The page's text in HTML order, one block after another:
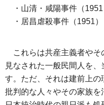
・山清・咸陽事件（1951
・居昌虐殺事件（1951）
これらは共産主義者や
見なされた一般民間人を
す。ただ、それは建前上
批判的な人々やその家族を